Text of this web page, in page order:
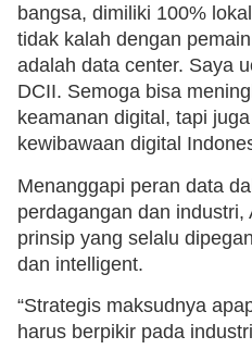
bangsa, dimiliki 100%
tidak kalah dengan
adalah data center. Saya
DCII. Semoga bisa
keamanan digital, tapi
kewibawaan digital
Menanggapi peran data
perdagangan dan
prinsip yang selalu
dan intelligent.
“Strategis maksudnya
harus berpikir pada